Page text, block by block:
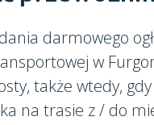
darmowego
w
także wtedy,
na trasie z / do